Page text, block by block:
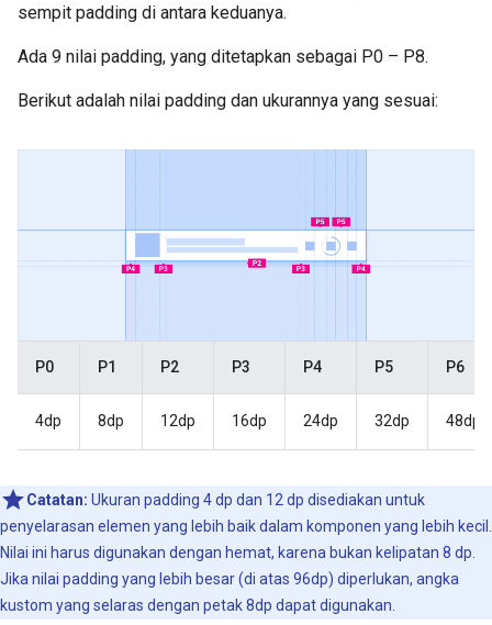
sempit padding di antara keduanya.
Ada 9 nilai padding, yang ditetapkan sebagai P0 – P8.
Berikut adalah nilai padding dan ukurannya yang sesuai:
P0 P1 P2 P3 P4 P5 P6
4dp 8dp 12dp 16dp 24dp 32dp 48dp
Catatan: Ukuran padding 4 dp dan 12 dp disediakan untuk
penyelarasan elemen yang lebih baik dalam komponen yang lebih kecil.
Nilai ini harus digunakan dengan hemat, karena bukan kelipatan 8 dp.
Jika nilai padding yang lebih besar (di atas 96dp) diperlukan, angka
kustom yang selaras dengan petak 8dp dapat digunakan.